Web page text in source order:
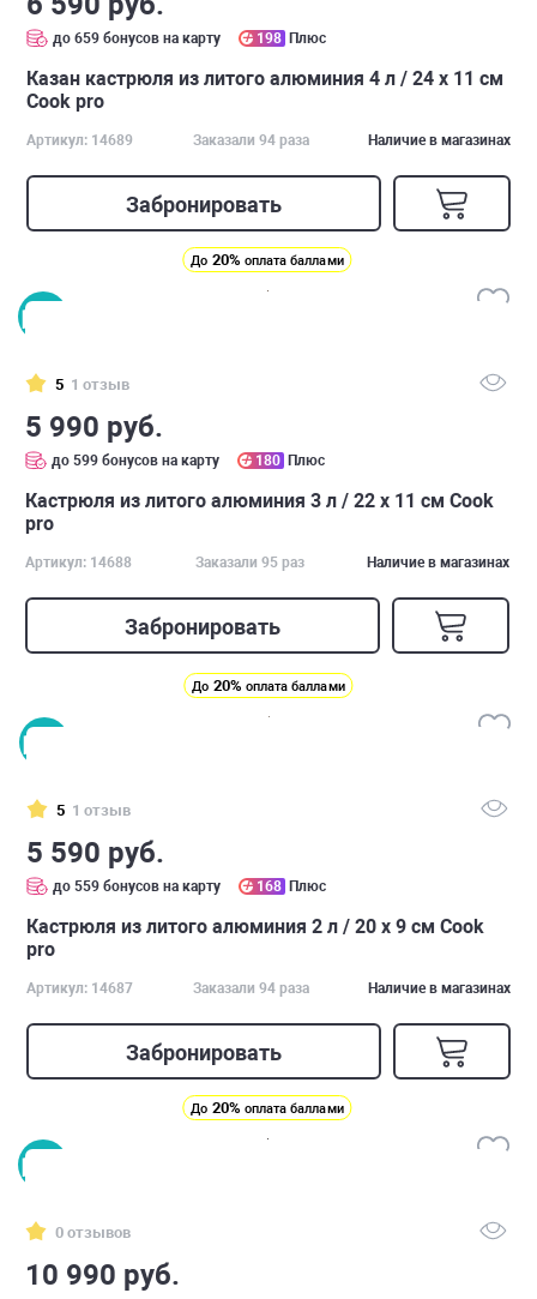
до 659 бонусов на карту 198 Плюс
Казан кастрюля из литого алюминия 4 л / 24 х 11 см
Cook pro
Артикул: 14689 Заказали 94 раза Наличие в магазинах
Забронировать
До 20% оплата баллами
5 1 отзыв
5 990 руб.
до 599 бонусов на карту 180 Плюс
Кастрюля из литого алюминия 3 л / 22 х 11 см Cook
pro
Артикул: 14688 Заказали 95 раз Наличие в магазинах
Забронировать
До 20% оплата баллами
5 1 отзыв
5 590 руб.
до 559 бонусов на карту 168 Плюс
Кастрюля из литого алюминия 2 л / 20 х 9 см Cook
pro
Артикул: 14687 Заказали 94 раза Наличие в магазинах
Забронировать
До 20% оплата баллами
0 отзывов
10 990 руб.